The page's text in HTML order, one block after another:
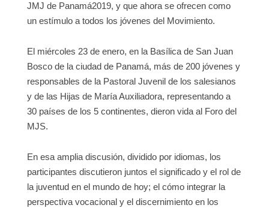
JMJ de Panamá2019, y que ahora se ofrecen como
un estímulo a todos los jóvenes del Movimiento.
El miércoles 23 de enero, en la Basílica de San Juan
Bosco de la ciudad de Panamá, más de 200 jóvenes y
responsables de la Pastoral Juvenil de los salesianos
y de las Hijas de María Auxiliadora, representando a
30 países de los 5 continentes, dieron vida al Foro del
MJS.
En esa amplia discusión, dividido por idiomas, los
participantes discutieron juntos el significado y el rol de
la juventud en el mundo de hoy; el cómo integrar la
perspectiva vocacional y el discernimiento en los